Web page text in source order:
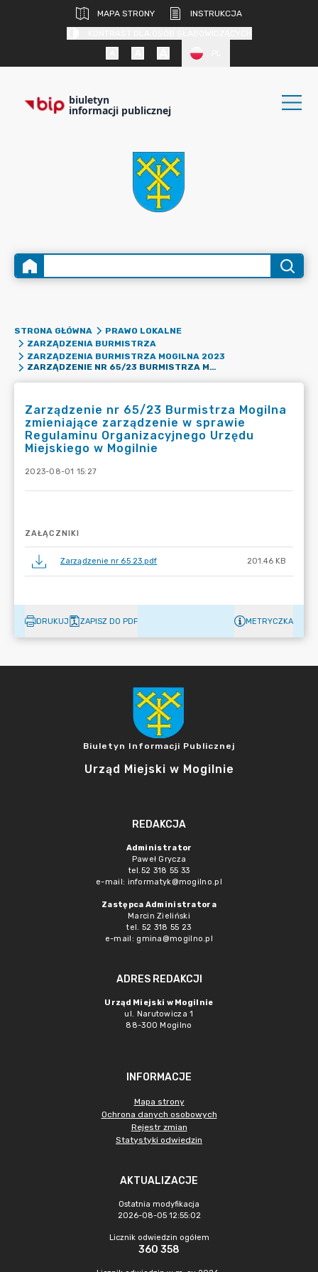
MAPA STRONY
INSTRUKCJA
biuletyn
informacji publicznej
STRONA GŁÓWNA
PRAWO LOKALNE
ZARZĄDZENIA BURMISTRZA
ZARZĄDZENIA BURMISTRZA MOGILNA 2023
ZARZĄDZENIE NR 65/23 BURMISTRZA MOGILNA ZMIENIAJĄCE ZARZĄDZENIE W SPRAWIE REGULAMINU ORGANIZACYJNEGO URZĘDU MIEJSKIEGO W MOGILNIE
Zarządzenie nr 65/23 Burmistrza Mogilna
zmieniające zarządzenie w sprawie
Regulaminu Organizacyjnego Urzędu
Miejskiego w Mogilnie
2023-08-01 15:27
ZAŁĄCZNIKI
Zarządzenie nr 65 23.pdf 201.46 KB
DRUKUJ ZAPISZ DO PDF METRYCZKA
Biuletyn Informacji Publicznej
Urząd Miejski w Mogilnie
REDAKCJA
Administrator
Paweł Grycza
tel.52 318 55 33
e-mail: informatyk@mogilno.pl
Zastępca Administratora
Marcin Zieliński
tel. 52 318 55 23
e-mail: gmina@mogilno.pl
ADRES REDAKCJI
Urząd Miejski w Mogilnie
ul. Narutowicza 1
88-300 Mogilno
INFORMACJE
Mapa strony
Ochrona danych osobowych
Rejestr zmian
Statystyki odwiedzin
AKTUALIZACJE
Ostatnia modyfikacja
2026-08-05 12:55:02
Licznik odwiedzin ogółem
360 358